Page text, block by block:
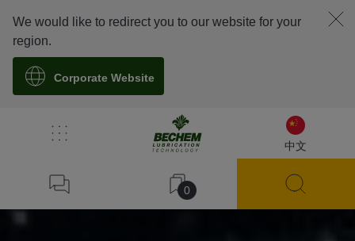
中文
0
We would like to redirect you to our website for your
region.
Corporate Website